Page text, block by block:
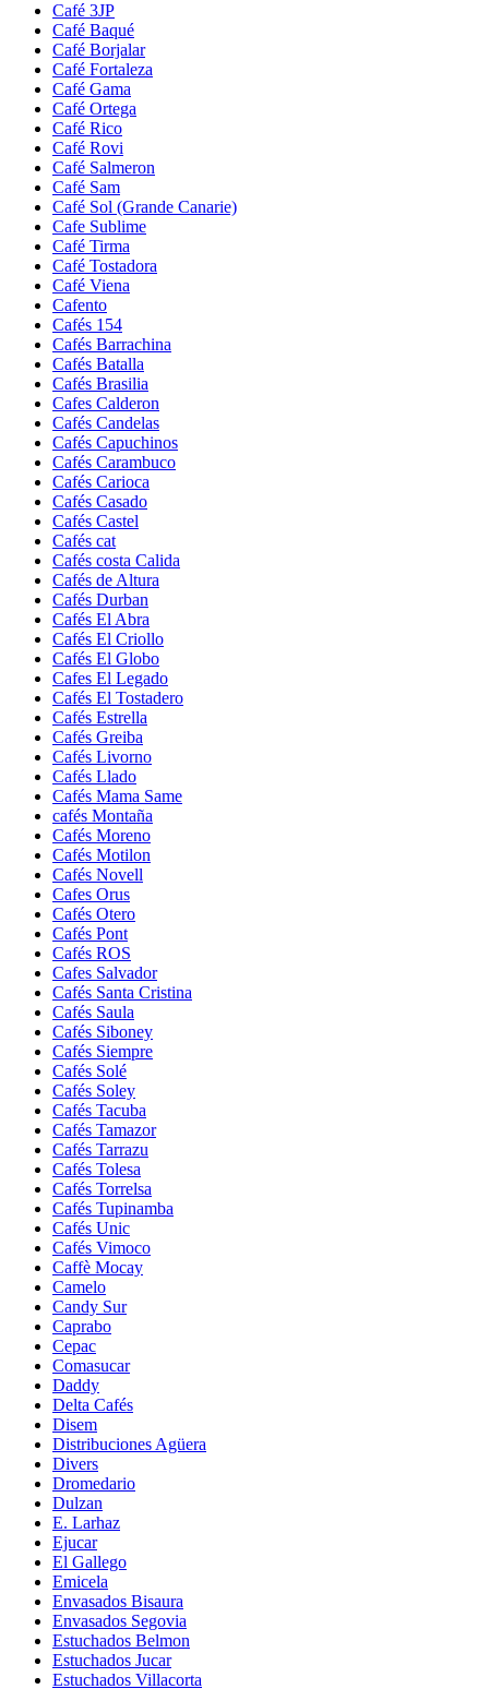
Café 3JP
Café Baqué
Café Borjalar
Café Fortaleza
Café Gama
Café Ortega
Café Rico
Café Rovi
Café Salmeron
Café Sam
Café Sol (Grande Canarie)
Cafe Sublime
Café Tirma
Café Tostadora
Café Viena
Cafento
Cafés 154
Cafés Barrachina
Cafés Batalla
Cafés Brasilia
Cafes Calderon
Cafés Candelas
Cafés Capuchinos
Cafés Carambuco
Cafés Carioca
Cafés Casado
Cafés Castel
Cafés cat
Cafés costa Calida
Cafés de Altura
Cafés Durban
Cafés El Abra
Cafés El Criollo
Cafés El Globo
Cafes El Legado
Cafés El Tostadero
Cafés Estrella
Cafés Greiba
Cafés Livorno
Cafés Llado
Cafés Mama Same
cafés Montaña
Cafés Moreno
Cafés Motilon
Cafés Novell
Cafes Orus
Cafés Otero
Cafés Pont
Cafés ROS
Cafes Salvador
Cafés Santa Cristina
Cafés Saula
Cafés Siboney
Cafés Siempre
Cafés Solé
Cafés Soley
Cafés Tacuba
Cafés Tamazor
Cafés Tarrazu
Cafés Tolesa
Cafés Torrelsa
Cafés Tupinamba
Cafés Unic
Cafés Vimoco
Caffè Mocay
Camelo
Candy Sur
Caprabo
Cepac
Comasucar
Daddy
Delta Cafés
Disem
Distribuciones Agüera
Divers
Dromedario
Dulzan
E. Larhaz
Ejucar
El Gallego
Emicela
Envasados Bisaura
Envasados Segovia
Estuchados Belmon
Estuchados Jucar
Estuchados Villacorta